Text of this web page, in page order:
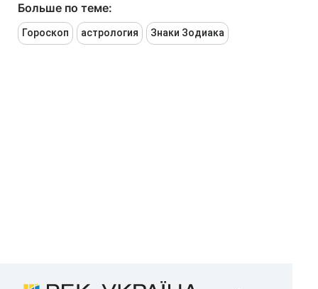
Больше по теме:
Гороскоп астрология Знаки Зодиака